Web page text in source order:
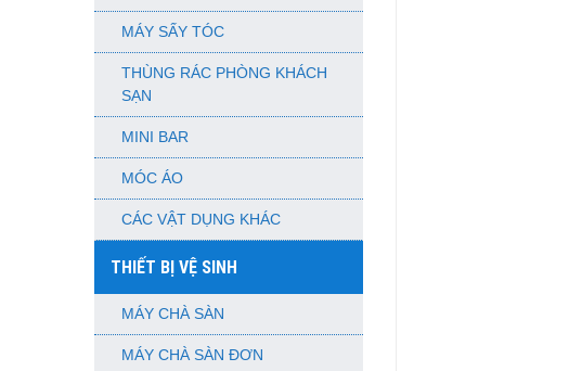
MÁY SẤY TÓC
THÙNG RÁC PHÒNG KHÁCH
SẠN
MINI BAR
MÓC ÁO
CÁC VẬT DỤNG KHÁC
THIẾT BỊ VỆ SINH
MÁY CHÀ SÀN
MÁY CHÀ SÀN ĐƠN